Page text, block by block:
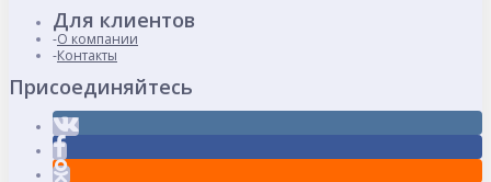
Для клиентов
О компании
Контакты
Присоединяйтесь